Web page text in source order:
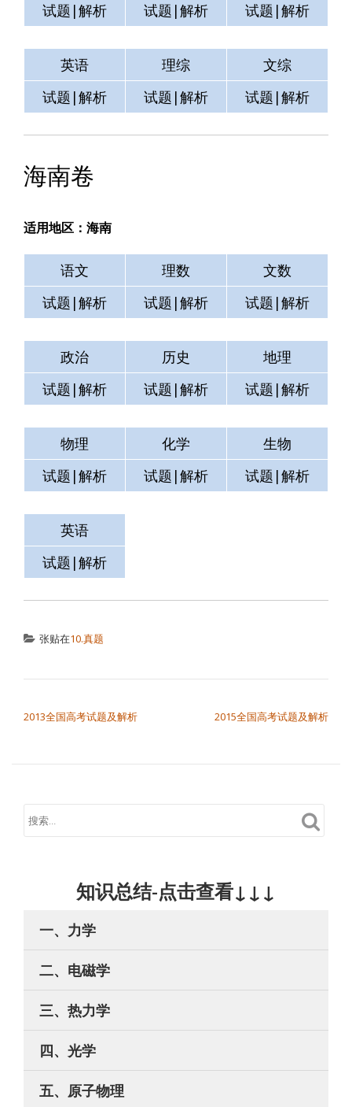
试题|解析
试题|解析 试题|解析
英语 理综
文综
试题|解析
试题|解析 试题|解析
海南卷
适用地区：海南
语文 理数
文数
试题|解析
试题|解析 试题|解析
政治 历史
地理
试题|解析
试题|解析 试题|解析
物理 化学
生物
试题|解析
试题|解析 试题|解析
英语
试题|解析
张贴在10.真题
2013全国高考试题及解析 2015全国高考试题及解析
知识总结-点击查看↓↓↓
一、力学
二、电磁学
三、热力学
四、光学
五、原子物理